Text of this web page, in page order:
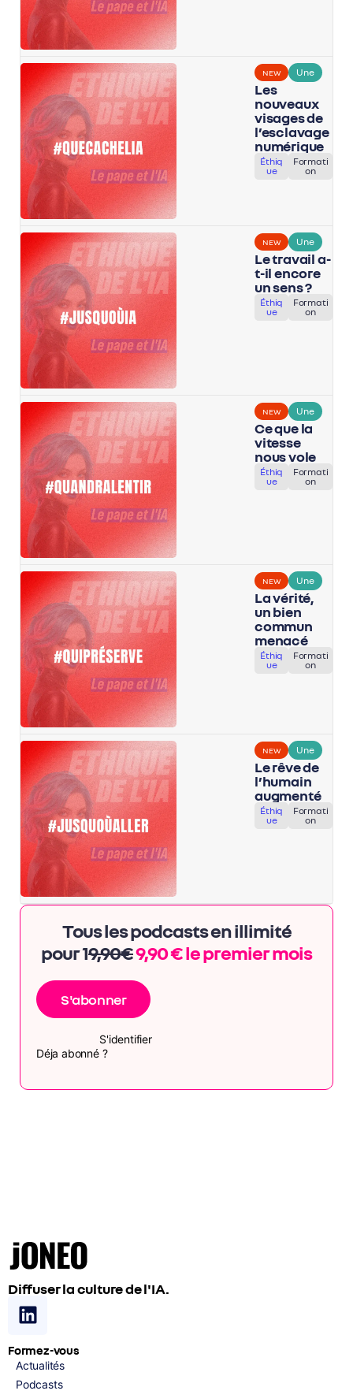
NEW Une
Les
nouveaux
visages de
l’esclavage
numérique
Éthiq
ue
Formati
on
NEW Une
Le travail a-
t-il encore
un sens ?
Éthiq
ue
Formati
on
NEW Une
Ce que la
vitesse
nous vole
Éthiq
ue
Formati
on
NEW Une
La vérité,
un bien
commun
menacé
Éthiq
ue
Formati
on
NEW Une
Le rêve de
l’humain
augmenté
Éthiq
ue
Formati
on
Tous les podcasts en illimité
pour 19,90€9,90 € le premier mois
S'abonner
Déja abonné ?
S'identifier
Diffuser la culture de l'IA.
Formez-vous
Actualités
Podcasts